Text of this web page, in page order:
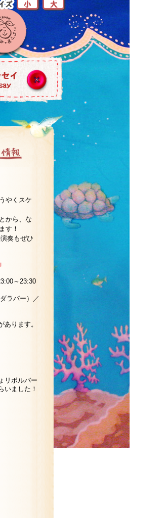
やくスケ
から、な
す！
奏もぜひ
～23:30
ラパー）／
ります。
リボルバー
いました！